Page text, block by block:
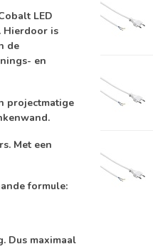
LED
Hierdoor is
de
en
projectmatige
Met een
formule:
Dus maximaal